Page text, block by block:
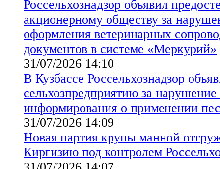
Россельхознадзор объявил
акционерному обществу за
оформления ветеринарных
документов в системе «Меркурий»
31/07/2026 14:10
В Кузбассе Россельхознадзор
сельхозпредприятию за нарушение
информирования о применении
31/07/2026 14:09
Новая партия крупы манной
Киргизию под контролем